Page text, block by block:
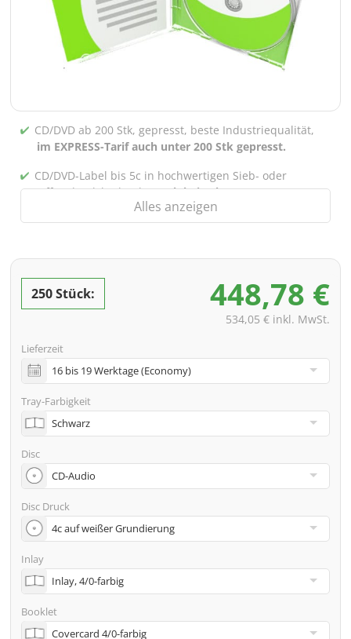
CD/DVD ab 200 Stk, gepresst, beste Industriequalität,
im EXPRESS-Tarif auch unter 200 Stk gepresst.
CD/DVD-Label bis 5c in hochwertigen Sieb- oder
Offsetdruck bedruckt,auch bei gebrannten CDs/DVDs
inkl. PREMIUM Datencheck (Überprüfung der Daten ink.
Screenproof bzw. PDF-Ansichtsdatei vorab zur
inkl. Glasmaster (bei Pressung) & Versand an eine
Adresse
Viele weitere Möglichkeiten wie 2. Lieferadressen,
Neutraler Versand usw. gern auf Anfrage
Alles anzeigen
250 Stück: 448,78 €
534,05 € inkl. MwSt.
Lieferzeit
Tray-Farbigkeit
Disc
Disc Druck
Inlay
Booklet